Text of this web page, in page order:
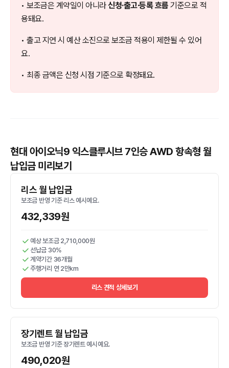
• 보조금은 계약일이 아니라신청·출고·등록 흐름 기준으로 적
용돼요.
• 출고 지연 시 예산 소진으로 보조금 적용이 제한될 수 있어
요.
• 최종 금액은 신청 시점 기준으로 확정돼요.
현대 아이오닉9 익스클루시브 7인승 AWD 항속형 월
납입금 미리보기
리스 월 납입금
보조금 반영 기준 리스 예시예요.
432,339원
예상 보조금 2,710,000원
선납금 30%
계약기간 36개월
주행거리 연 2만km
리스 견적 상세보기
장기렌트 월 납입금
보조금 반영 기준 장기렌트 예시예요.
490,020원